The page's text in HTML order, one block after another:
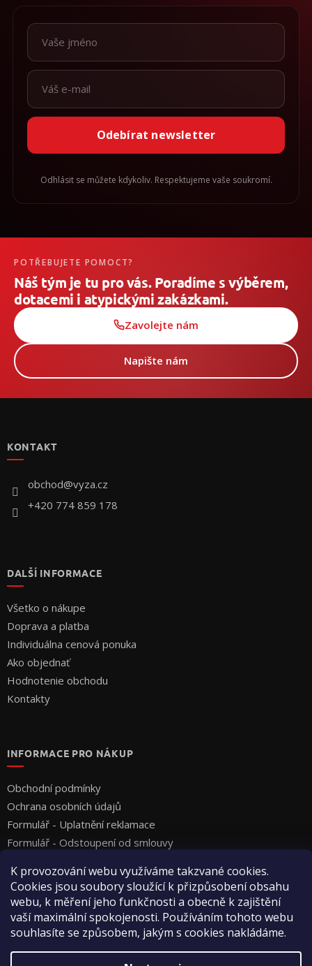
K provozování webu využíváme takzvané cookies.
Cookies jsou soubory sloužící k přizpůsobení obsahu
webu, k měření jeho funkčnosti a obecně k zajištění
vaší maximální spokojenosti. Používáním tohoto webu
souhlasíte se způsobem, jakým s cookies nakládáme.
Odebírat newsletter
Odhlásit se můžete kdykoliv. Respektujeme vaše soukromí.
POTŘEBUJETE POMOCT?
Náš tým je tu pro vás. Poradíme s výběrem,
dotacemi i atypickými zakázkami.
Zavolejte nám
Napište nám
KONTAKT
obchod@vyza.cz
+420 774 859 178
DALŠÍ INFORMACE
Všetko o nákupe
Doprava a platba
Individuálna cenová ponuka
Ako objednať
Hodnotenie obchodu
Kontakty
INFORMACE PRO NÁKUP
Obchodní podmínky
Ochrana osobních údajů
Formulář - Uplatnění reklamace
Formulář - Odstoupení od smlouvy
Vytvoril Shoptet